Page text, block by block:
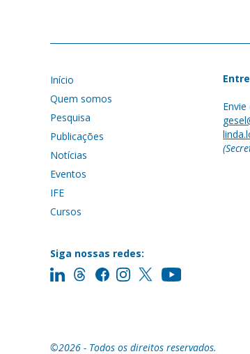
Início
Quem somos
Pesquisa
Publicações
Notícias
Eventos
IFE
Cursos
Siga nossas redes:
©2026 - Todos os direitos reservados.